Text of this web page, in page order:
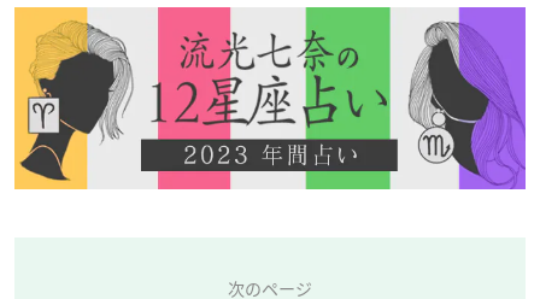
次のページ